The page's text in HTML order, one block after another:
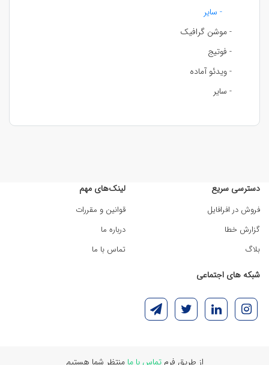
- سایر
- موشن گرافیک
- فوتیج
- ویدئو آماده
- سایر
دسترسی سریع
فروش در افرافایل
گزارش خطا
بلاگ
لینک‌های مهم
قوانین و مقررات
درباره ما
تماس با ما
شبکه های اجتماعی
از طریق فرمتماس با ما منتظر شما هستیم